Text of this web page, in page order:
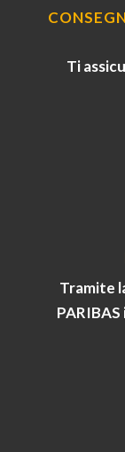
Ti
Tramite